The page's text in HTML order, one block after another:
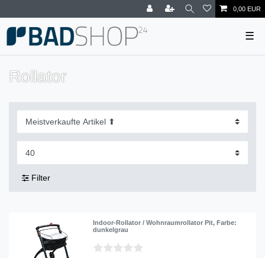
0,00 EUR
☰
Rollator
Filter
Indoor-Rollator / Wohnraumrollator Pit, Farbe:
dunkelgrau